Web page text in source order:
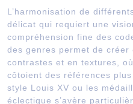
L’harmonisation de
délicat qui requiert une
compréhension fine des
des genres permet de créer
contrastes et en textures,
côtoient des références
style Louis XV ou les
éclectique s’avère